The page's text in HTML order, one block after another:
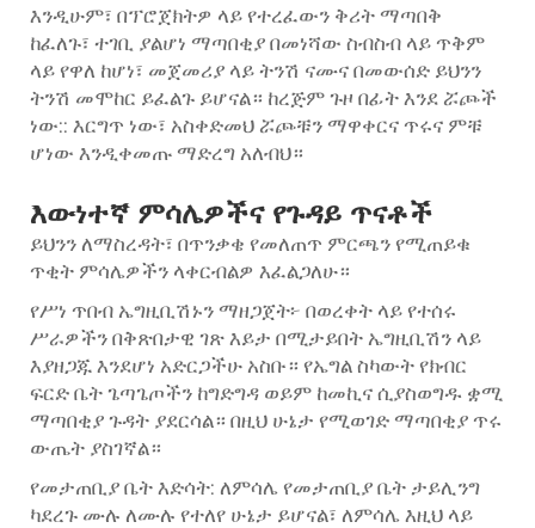
እንዲሁም፣ በፕሮጀክትዎ ላይ የተረፈውን ቅሪት ማጣበቅ
ከፈለጉ፣ ተገቢ ያልሆነ ማጣበቂያ በመነሻው ስብስብ ላይ ጥቅም
ላይ የዋለ ከሆነ፣ መጀመሪያ ላይ ትንሽ ናሙና በመውሰድ ይህንን
ትንሽ መሞከር ይፈልጉ ይሆናል። ከረጅም ጉዞ በፊት እንደ ሯጮች
ነው:: እርግጥ ነው፣ አስቀድመህ ሯጮቹን ማዋቀርና ጥሩና ምቹ
ሆነው እንዲቀመጡ ማድረግ አለብህ።
እውነተኛ ምሳሌዎችና የጉዳይ ጥናቶች
ይህንን ለማስረዳት፣ በጥንቃቄ የመለጠጥ ምርጫን የሚጠይቁ
ጥቂት ምሳሌዎችን ላቀርብልዎ እፈልጋለሁ።
የሥነ ጥበብ ኤግዚቢሽኑን ማዘጋጀት፦ በወረቀት ላይ የተሰሩ
ሥራዎችን በቅጽበታዊ ገጽ እይታ በሚታይበት ኤግዚቢሽን ላይ
እያዘጋጁ እንደሆነ አድርጋችሁ አስቡ። የኤግል ስካውት የክብር
ፍርድ ቤት ጌጣጌጦችን ከግድግዳ ወይም ከመኪና ሲያስወግዱ ቋሚ
ማጣበቂያ ጉዳት ያደርሳል። በዚህ ሁኔታ የሚወገድ ማጣበቂያ ጥሩ
ውጤት ያስገኛል።
የመታጠቢያ ቤት እድሳት: ለምሳሌ የመታጠቢያ ቤት ታይሊንግ
ካደረጉ ሙሉ ለሙሉ የተለየ ሁኔታ ይሆናል፣ ለምሳሌ እዚህ ላይ